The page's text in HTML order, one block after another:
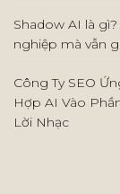
Shadow AI là
nghiệp mà vẫn
Công Ty SEO
Hợp AI Vào
Lời Nhạc